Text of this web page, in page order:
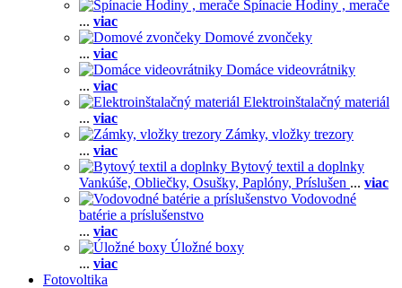
Spínacie Hodiny , merače
... viac
Domové zvončeky
... viac
Domáce videovrátniky
... viac
Elektroinštalačný materiál
... viac
Zámky, vložky trezory
... viac
Bytový textil a doplnky
Vankúše, Obliečky, Osušky, Paplóny, Príslušen ... viac
Vodovodné
batérie a príslušenstvo
... viac
Úložné boxy
... viac
Fotovoltika